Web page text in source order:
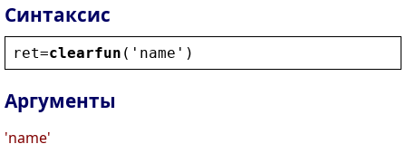
Синтаксис
ret=clearfun ( ' name ' )
Аргументы
'name'